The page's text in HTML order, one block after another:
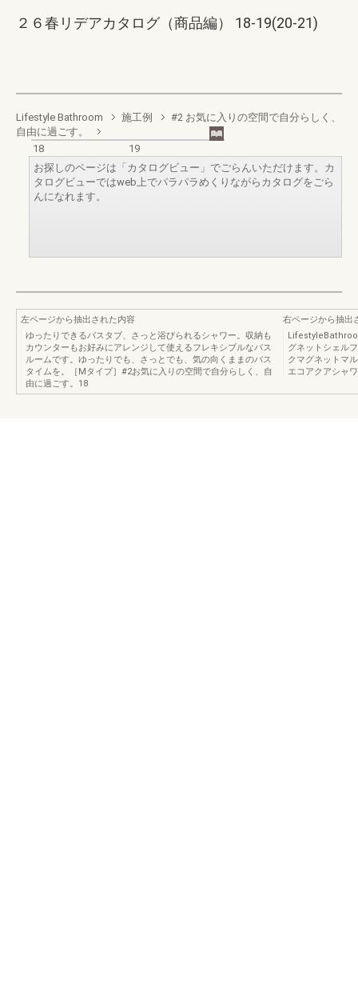
２６春リデアカタログ（商品編） 18-19(20-21)
Lifestyle Bathroom 施工例
#2 お気に入りの空間で自分らしく、
自由に過ごす。
18
19
お探しのページは「カタログビュー」でごらんいただけます。カ
タログビューではweb上でパラパラめくりながらカタログをごら
んになれます。
左ページから抽出された内容
ゆったりできるバスタブ、さっと浴びられるシャワー。収納も
カウンターもお好みにアレンジして使えるフレキシブルなバス
ルームです。ゆったりでも、さっとでも、気の向くままのバス
タイムを。［Mタイプ］#2お気に入りの空間で自分らしく、自
由に過ごす。18
右ページから抽出
グネットシェル
クマグネットマ
エコアクアシャ